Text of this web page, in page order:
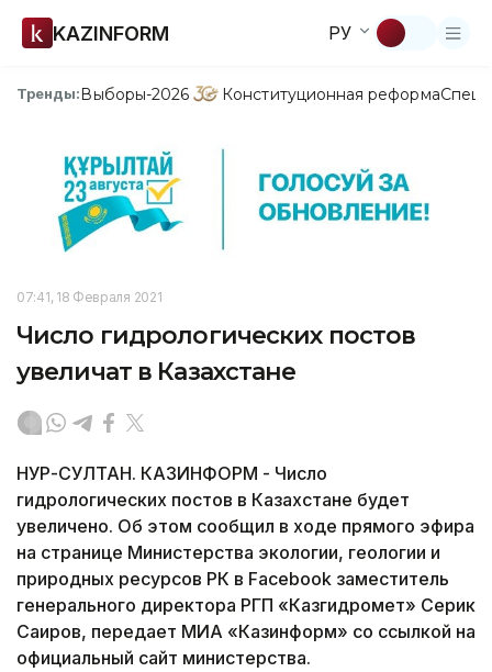
KAZINFORM РУ
Тренды:Выборы-2026 Конституционная реформа
07:41, 18 Февраля 2021
Число гидрологических постов
увеличат в Казахстане
НУР-СУЛТАН. КАЗИНФОРМ - Число
гидрологических постов в Казахстане будет
увеличено. Об этом сообщил в ходе прямого эфира
на странице Министерства экологии, геологии и
природных ресурсов РК в Facebook заместитель
генерального директора РГП «Казгидромет» Серик
Саиров, передает МИА «Казинформ» со ссылкой на
официальный сайт министерства.